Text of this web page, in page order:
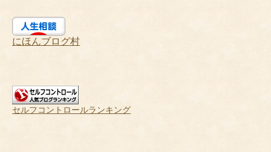
にほんブログ村
セルフコントロールランキング